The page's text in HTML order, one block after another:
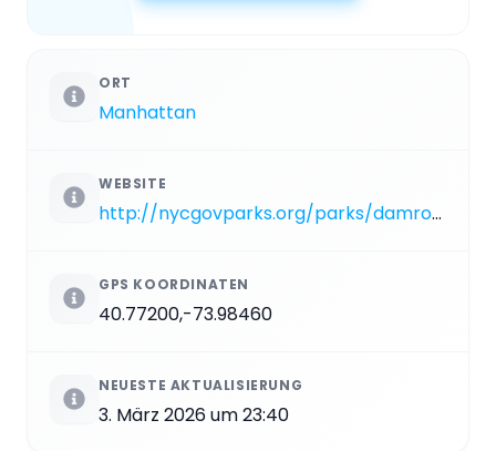
ORT
Manhattan
WEBSITE
http://nycgovparks.org/parks/damroschpark
GPS KOORDINATEN
40.77200,-73.98460
NEUESTE AKTUALISIERUNG
3. März 2026 um 23:40